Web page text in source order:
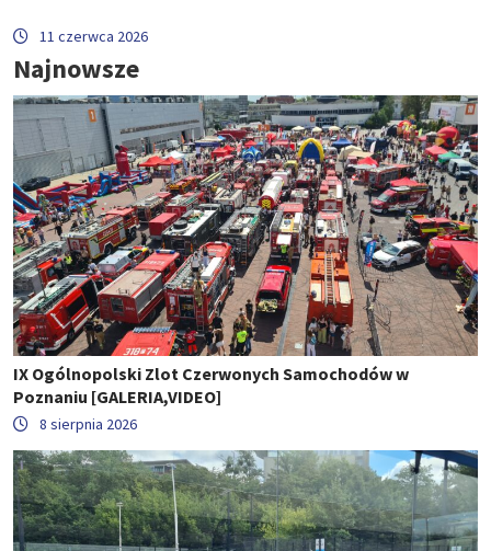
11 czerwca 2026
Najnowsze
IX Ogólnopolski Zlot Czerwonych Samochodów w
Poznaniu [GALERIA,VIDEO]
8 sierpnia 2026